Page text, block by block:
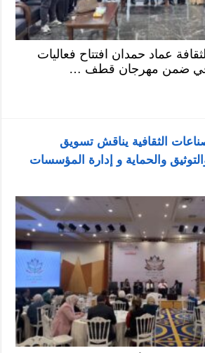
عماد حمدان افتتاح فعاليات
ضمن مهرجان قطف …
الثقافية يناقش تسويق
والتوثيق والحماية و إدارة المؤسسات